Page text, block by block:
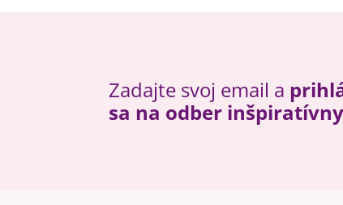
Zadajte svoj email a
sa na odber